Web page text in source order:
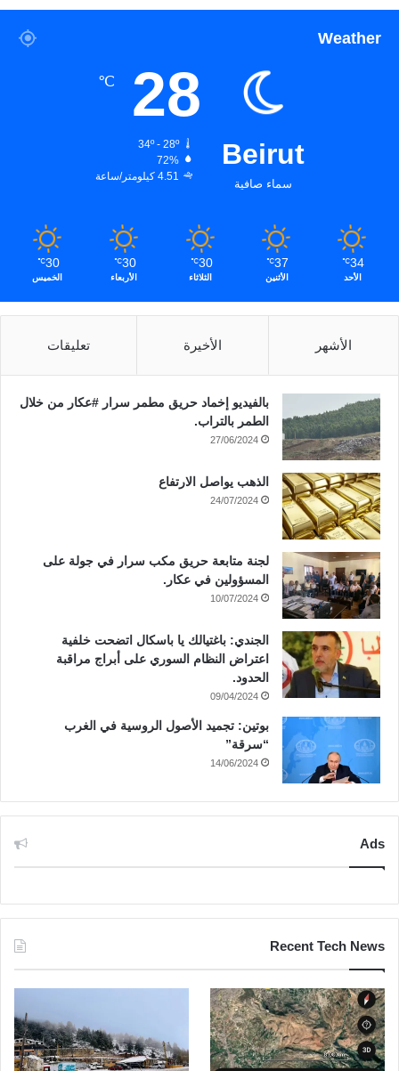
Weather
Beirut
سماء صافية
28
℃
34º - 28º
72%
4.51 كيلومتر/ساعة
34
℃
الأحد
37
℃
الأثنين
30
℃
الثلاثاء
30
℃
الأربعاء
30
℃
الخميس
الأشهر الأخيرة تعليقات
بالفيديو إخماد حريق مطمر سرار #عكار من خلال
الطمر بالتراب.
27/06/2024
الذهب يواصل الارتفاع
24/07/2024
لجنة متابعة حريق مكب سرار في جولة على
المسؤولين في عكار.
10/07/2024
الجندي: باغتيالك يا باسكال اتضحت خلفية
اعتراض النظام السوري على أبراج مراقبة
الحدود.
09/04/2024
بوتين: تجميد الأصول الروسية في الغرب
“سرقة”
14/06/2024
Ads
Recent Tech News